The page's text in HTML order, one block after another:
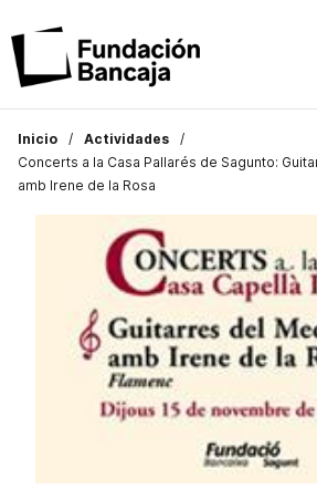
Inicio
Actividades
Concerts a la Casa Pallarés de Sagunto:
amb Irene de la Rosa